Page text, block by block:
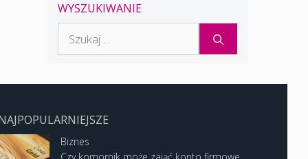
WYSZUKIWANIE
Biznes